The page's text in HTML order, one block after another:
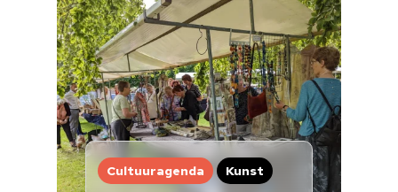
Cultuuragenda Kunst